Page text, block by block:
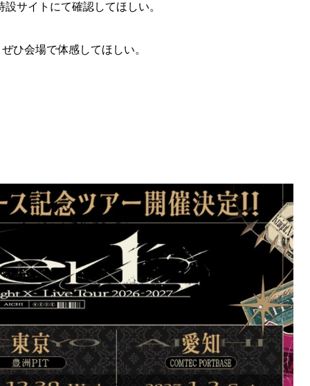
サイトにて確認してほしい。
ひ会場で体感してほしい。